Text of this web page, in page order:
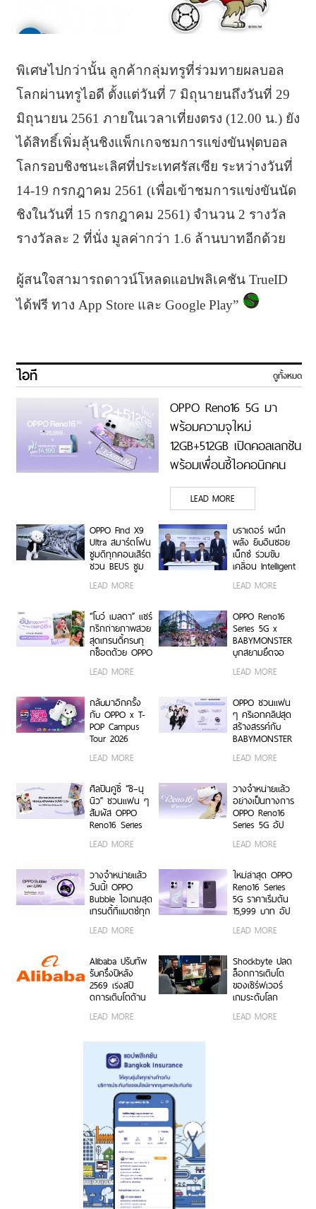
พิเศษไปกว่านั้น ลูกค้ากลุ่มทรูที่ร่วมทายผลบอล
โลกผ่านทรูไอดี ตั้งแต่วันที่ 7 มิถุนายนถึงวันที่ 29
มิถุนายน 2561 ภายในเวลาเที่ยงตรง (12.00 น.) ยัง
ได้สิทธิ์เพิ่มลุ้นชิงแพ็กเกจชมการแข่งขันฟุตบอล
โลกรอบชิงชนะเลิศที่ประเทศรัสเซีย ระหว่างวันที่
14-19 กรกฎาคม 2561 (เพื่อเข้าชมการแข่งขันนัด
ชิงในวันที่ 15 กรกฎาคม 2561) จำนวน 2 รางวัล
รางวัลละ 2 ที่นั่ง มูลค่ากว่า 1.6 ล้านบาทอีกด้วย
ผู้สนใจสามารถดาวน์โหลดแอปพลิเคชัน TrueID
ได้ฟรี ทาง App Store และ Google Play”
ไอที ดูทั้งหมด
OPPO Reno16 5G มา
พร้อมความจุใหม่
12GB+512GB เปิดคอลเลกชัน
พร้อมเพื่อนซี้ไอคอนิกคน
ล่าสุด Pingu Limited
Edition เติมความน่ารักทุก
โมเมนต์ เริ่ม 7 ส.ค. 69
LEAD MORE
OPPO Find X9
Ultra สมาร์ตโฟน
ซูมดีทุกคอนเสิร์ต
ชวน BEUS ซูม
ความสนุกสุดคม
BUS LIGHT AS
ONE
LEAD MORE
บราเดอร์ ผนึก
พลัง ยิบอินซอย
เน็กซ์ ร่วมขับ
เคลื่อน Intelligent
Transformation
Platform ยก
ระดับการจัดการ
ข้อมูลสู่ยุค
Digital-First
Enterprise
LEAD MORE
“โบว์ เมลดา” แชร์
ทริกถ่ายภาพสวย
สุดเทรนดี้ครบทุ
กช็อตด้วย OPPO
5G
LEAD MORE
OPPO Reno16
Series 5G x
BABYMONSTER
บุกสยามยึดจอ
บันดาลใจให้ทุก
เองได้เต็มที่ ผ่าน
OPPO K-POP
Star Random
Dance พร้อม
คลูซีฟ
LEAD MORE
กลับมาอีกครั้ง
กับ OPPO x T-
POP Campus
Tour 2026
สนุก บุก 6 รั้ว
ประเทศ ชวนเหล่า
นักศึกษา มา
Make Your
Moment กับ
Series 5G เร็ว ๆ
LEAD MORE
OPPO ชวนแฟน
ๆ ครีเอทคลิปสุด
สร้างสรรค์กับ
BABYMONSTER
คอนเสิร์ตโซน VIP
Edition Gift Box
สุดเอ็กซ์คลูซีฟ
ร่วมสนุกได้ตั้งแต่
6 ก.ค. – 17 ส.ค.
LEAD MORE
ศิลปินคู่ซี้ “ซี–นุ
นิว” ชวนแฟน ๆ
สัมผัส OPPO
Reno16 Series
Unbox พร้อม
กล้องมุมกว้าง
พิเศษ 50MP
0.6x เก็บทุก
โมเมนต์ โดดเด่น
LEAD MORE
วางจำหน่ายแล้ว
อย่างเป็นทางการ
OPPO Reno16
Series 5G อัป
กว้างพิเศษ
0.6x ถ่ายคนสวย
สีผิวเป็น
ธรรมชาติทั้งภาพ
นิ่งและวิดีโอ ใน
ราคาเริ่มต้นเพียง
15,999 บาท
สมนาคุณสุดคุ้ม
ค่า!
LEAD MORE
วางจำหน่ายแล้ว
วันนี้! OPPO
Bubble ไอเทมสุด
เทรนดี้ที่แมตช์ทุก
คุณสมบัติเด่น ใช้
งานได้ทั้งบนสมา
ร์ตโฟน OPPO
และระบบ iOS ใน
ราคา 2,999 บาท
LEAD MORE
ใหม่ล่าสุด OPPO
Reno16 Series
5G ราคาเริ่มต้น
15,999 บาท อัป
กว้างพิเศษ
สวยทั้งภาพและ
วิดีโอ พร้อม
ดีไซน์ดวงดาว 3
มิติ ครั้งแรกใน
LEAD MORE
Alibaba ปรับทัพ
รับครึ่งปีหลัง
2569 เร่งสปี
ดการเติบโตด้าน
ขององค์กร
และการขยาย
โครงสร้างพื้นฐาน
ทั่วโลก
LEAD MORE
Shockbyte ปลด
ล็อกการเติบโต
ของเซิร์ฟเวอร์
เกมระดับโลก
เซิร์ฟเวอร์
LEAD MORE